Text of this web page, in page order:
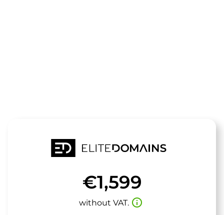
€1,599
without VAT. info_outline